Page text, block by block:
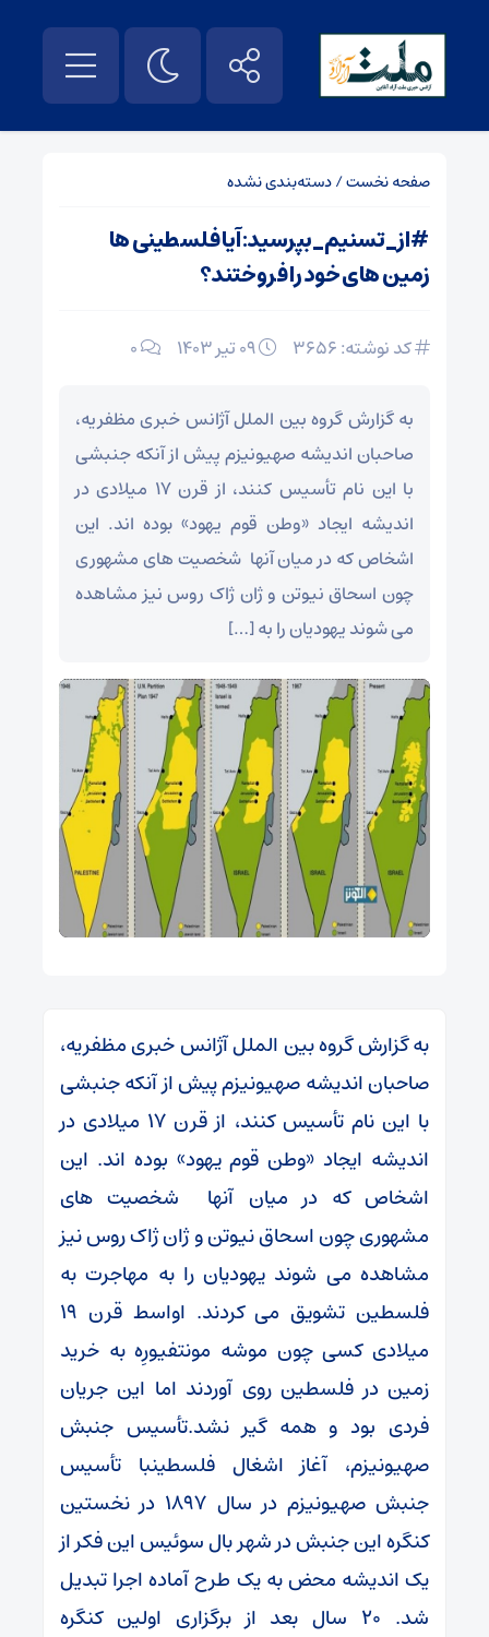
صفحه نخست/دسته‌بندی نشده
#از_تسنیم_بپرسید: آیا فلسطینی ها
زمین های خود را فروختند؟
کد نوشته: 3656 0
به گزارش گروه بین الملل آژانس خبری مظفریه،
صاحبان اندیشه صهیونیزم پیش از آنکه جنبشی
با این نام تأسیس کنند، از قرن 17 میلادی در
اندیشه ایجاد «وطن قوم یهود» بوده اند. این
اشخاص که در میان آنها شخصیت های مشهوری
چون اسحاق نیوتن و ژان ژاک روس نیز مشاهده
می شوند یهودیان را به […]
به گزارش گروه بین الملل آژانس خبری مظفریه،
صاحبان اندیشه صهیونیزم پیش از آنکه جنبشی
با این نام تأسیس کنند، از قرن 17 میلادی در
اندیشه ایجاد «وطن قوم یهود» بوده اند. این
اشخاص که در میان آنها شخصیت های
مشهوری چون اسحاق نیوتن و ژان ژاک روس نیز
مشاهده می شوند یهودیان را به مهاجرت به
فلسطین تشویق می کردند. اواسط قرن 19
میلادی کسی چون موشه مونتفیورِه به خرید
زمین در فلسطین روی آوردند اما این جریان
فردی بود و همه گیر نشد.تأسیس جنبش
صهیونیزم، آغاز اشغال فلسطینبا تأسیس
جنبش صهیونیزم در سال 1897 در نخستین
کنگره این جنبش در شهر بال سوئیس این فکر از
یک اندیشه محض به یک طرح آماده اجرا تبدیل
شد. 20 سال بعد از برگزاری اولین کنگره